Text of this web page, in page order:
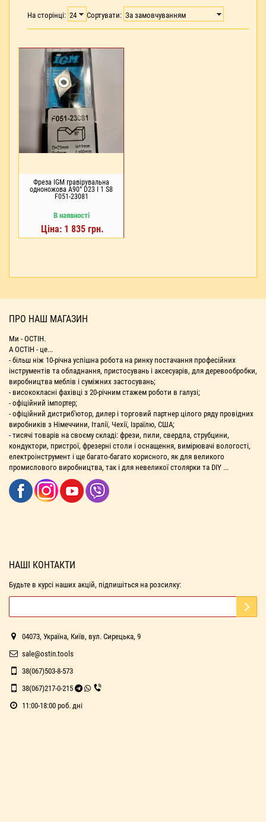
На сторінці: Сортувати:
Фреза IGM гравірувальна
одноножова A90° D23 I 1 S8
F051-23081
В наявності
Ціна: 1 835 грн.
ПРО НАШ МАГАЗИН
Ми - ОСТІН.
А ОСТІН - це...
- більш ніж 10-річна успішна робота на ринку постачання професійних
інструментів та обладнання, пристосувань і аксесуарів, для деревообробки,
виробництва меблів і суміжних застосувань;
- висококласні фахівці з 20-річним стажем роботи в галузі;
- офіційний імпортер;
- офіційний дистриб'ютор, дилер і торговий партнер цілого ряду провідних
виробників з Німеччини, Італії, Чехії, Ізраїлю, США;
- тисячі товарів на своєму складі: фрези, пили, свердла, струбцини,
кондуктори, пристрої, фрезерні столи і оснащення, вимірювачі вологості,
електроінструмент і ще багато-багато корисного, як для великого
промислового виробництва, так і для невеликої столярки та DIY ...
НАШІ КОНТАКТИ
Будьте в курсі наших акцій, підпишіться на розсилку:
04073, Україна, Київ, вул. Сирецька, 9
sale@ostin.tools
38(067)503-8-573
38(067)217-0-215
11:00-18:00 роб. дні